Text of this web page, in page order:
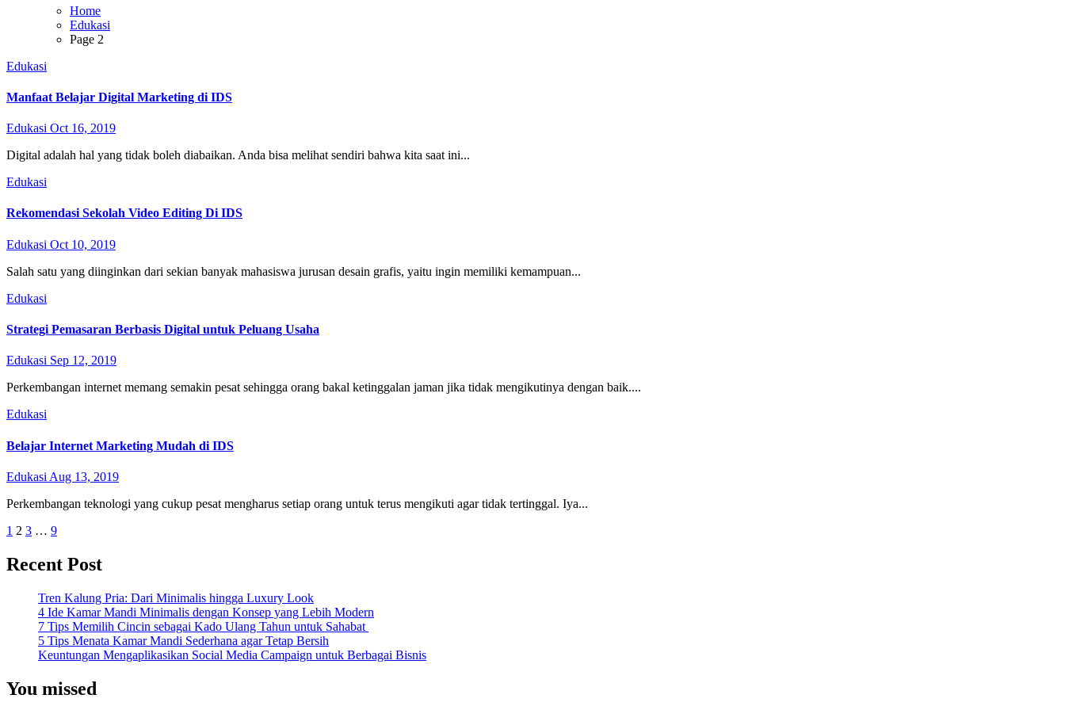
Home
Edukasi
Page 2
Edukasi
Manfaat Belajar Digital Marketing di IDS
Edukasi Oct 16, 2019
Digital adalah hal yang tidak boleh diabaikan. Anda bisa melihat sendiri bahwa kita saat ini...
Edukasi
Rekomendasi Sekolah Video Editing Di IDS
Edukasi Oct 10, 2019
Salah satu yang diinginkan dari sekian banyak mahasiswa jurusan desain grafis, yaitu ingin memiliki kemampuan...
Edukasi
Strategi Pemasaran Berbasis Digital untuk Peluang Usaha
Edukasi Sep 12, 2019
Perkembangan internet memang semakin pesat sehingga orang bakal ketinggalan jaman jika tidak mengikutinya dengan baik....
Edukasi
Belajar Internet Marketing Mudah di IDS
Edukasi Aug 13, 2019
Perkembangan teknologi yang cukup pesat mengharus setiap orang untuk terus mengikuti agar tidak tertinggal. Iya...
Posts
pagination
1 2 3 … 9
Recent Post
Tren Kalung Pria: Dari Minimalis hingga Luxury Look
4 Ide Kamar Mandi Minimalis dengan Konsep yang Lebih Modern
7 Tips Memilih Cincin sebagai Kado Ulang Tahun untuk Sahabat
5 Tips Menata Kamar Mandi Sederhana agar Tetap Bersih
Keuntungan Mengaplikasikan Social Media Campaign untuk Berbagai Bisnis
You missed